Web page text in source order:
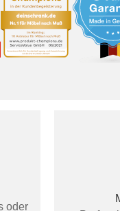
oder